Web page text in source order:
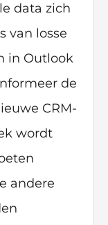
data zich
van losse
in Outlook
de
CRM-
wordt
andere